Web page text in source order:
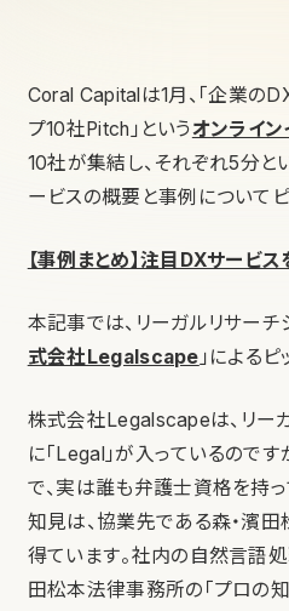
Coral Capitalは1月、「企業の
プ10社Pitch」というオンライン
10社が集結し、それぞれ5分
ービスの概要と事例についてピ
【事例まとめ】注目DXサービ
本記事では、リーガルリサーチ
式会社Legalscape 」による
株式会社Legalscapeは、リー
に「Legal」が入っているので
で、実は誰も弁護士資格を持っ
知見は、協業先である森・濱
得ています。社内の自然言語処
田松本法律事務所の「プロの